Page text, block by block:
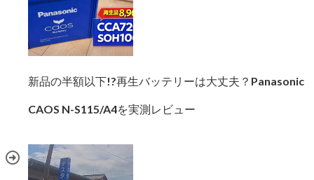
新品の半額以下!?再生バッテリーは大丈夫？Panasonic
CAOS N-S115/A4を実測レビュー